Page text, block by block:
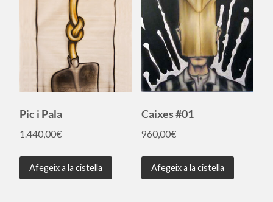
Pic i Pala
1.440,00€
Afegeix a la cistella
Caixes #01
960,00€
Afegeix a la cistella